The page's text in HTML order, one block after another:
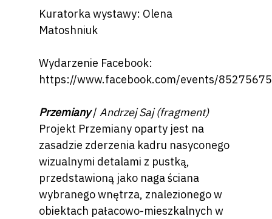
Kuratorka wystawy: Olena
Matoshniuk
Wydarzenie Facebook:
https://www.facebook.com/events/
Przemiany/Andrzej Saj (fragment)
Projekt Przemiany oparty jest na
zasadzie zderzenia kadru nasyconego
wizualnymi detalami z pustką,
przedstawioną jako naga ściana
wybranego wnętrza, znalezionego w
obiektach pałacowo-mieszkalnych w